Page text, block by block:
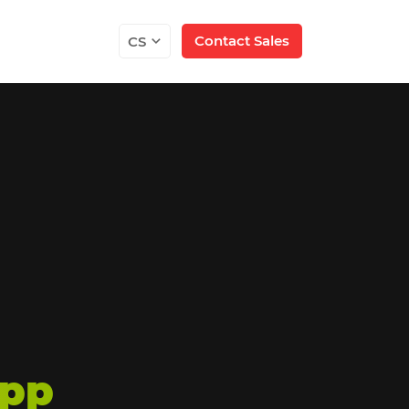
CS Contact Sales